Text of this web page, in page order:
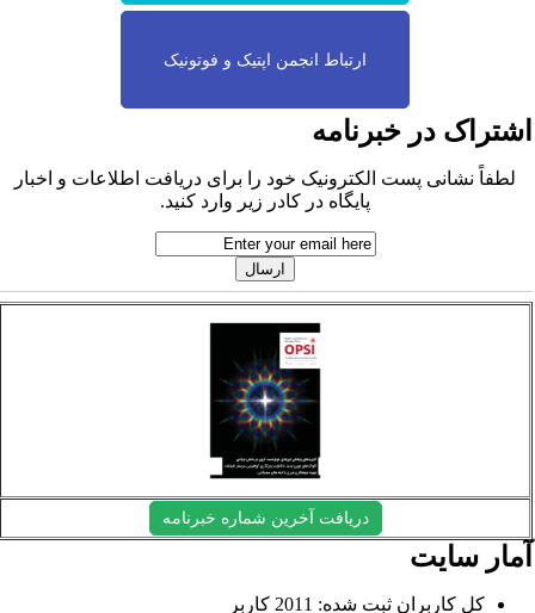
ارتباط انجمن اپتیک و فوتونیک
در خبرنامه
لطفاً نشانی پست الکترونیک خود را برای دریافت اطلاعات و اخبار
پایگاه در کادر زیر وارد کنید.
دریافت آخرین شماره خبرنامه
سایت
کل کاربران ثبت شده: 2011 کاربر